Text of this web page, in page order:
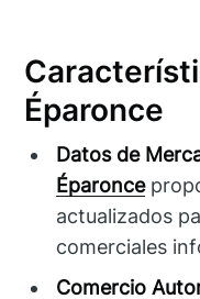
Éparonce
Datos de
Éparonce
actualizados
comerciales
Comercio